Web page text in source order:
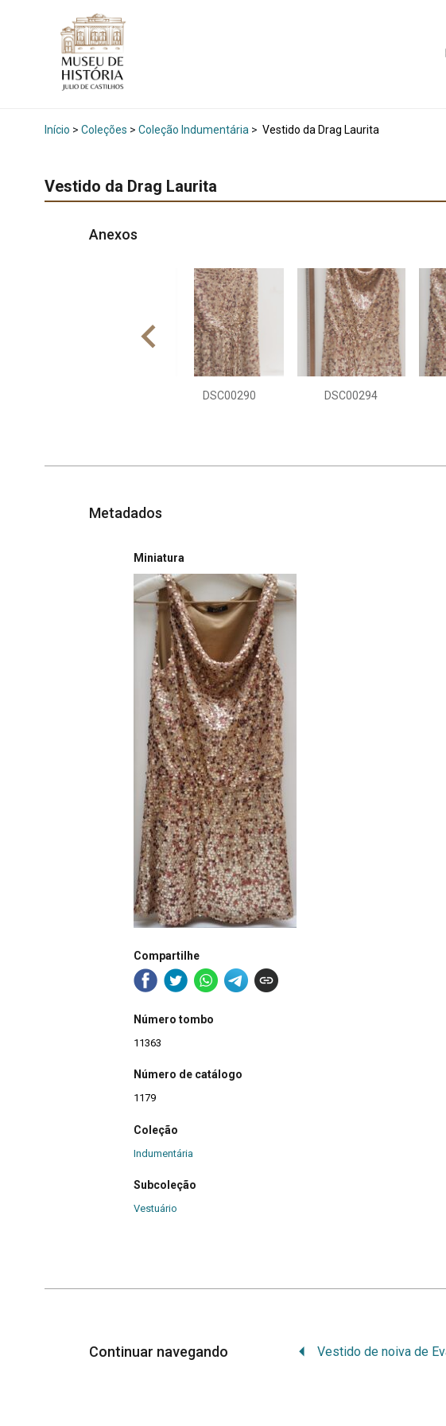
Início > Coleções > Coleção Indumentária > Vestido da Drag Laurita
Vestido da Drag Laurita
Anexos
DSC00290 DSC00294
Metadados
Miniatura
Compartilhe
Número tombo
11363
Número de catálogo
1179
Coleção
Indumentária
Subcoleção
Vestuário
Continuar navegando